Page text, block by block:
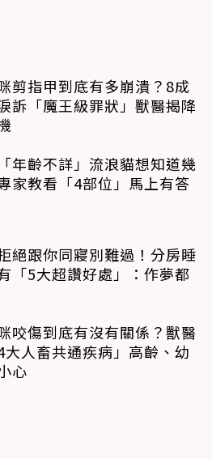
剪指甲到底有多崩潰？8成
訴「魔王級罪狀」獸醫揭降
年齡不詳」流浪貓想知道幾
家教看「4部位」馬上有答
絕跟你同寢別難過！分房睡
「5大超讚好處」：作夢都
咬傷到底有沒有關係？獸醫
大人畜共通疾病」高齡、幼
心